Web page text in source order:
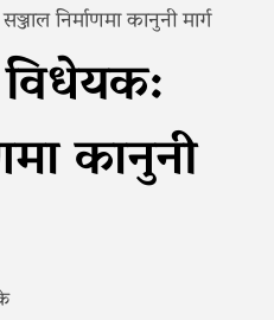
निर्माणमा कानुनी मार्ग
कानुनी